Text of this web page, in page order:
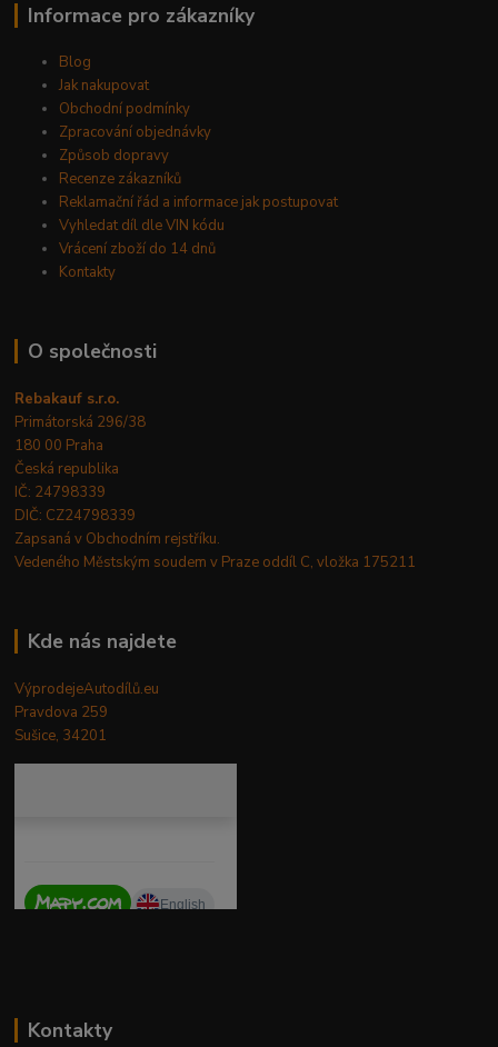
Informace pro zákazníky
Blog
Jak nakupovat
Obchodní podmínky
Zpracování objednávky
Způsob dopravy
Recenze zákazníků
Reklamační řád a informace jak postupovat
Vyhledat díl dle VIN kódu
Vrácení zboží do 14 dnů
Kontakty
O společnosti
Rebakauf s.r.o.
Primátorská 296/38
180 00 Praha
Česká republika
IČ: 24798339
DIČ: CZ24798339
Zapsaná v Obchodním rejstříku.
Vedeného Městským soudem v Praze oddíl C, vložka 175211
Kde nás najdete
VýprodejeAutodílů.eu
Pravdova 259
Sušice, 34201
Kontakty